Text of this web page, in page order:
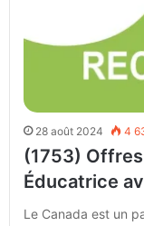
28 août 2024 4
(1753) Offres
Éducatrice
Le Canada est un